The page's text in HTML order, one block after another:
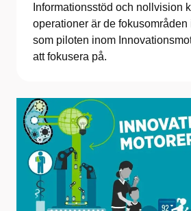
Informationsstöd och nollvision
operationer är de fokusområden
som piloten inom
att fokusera på.